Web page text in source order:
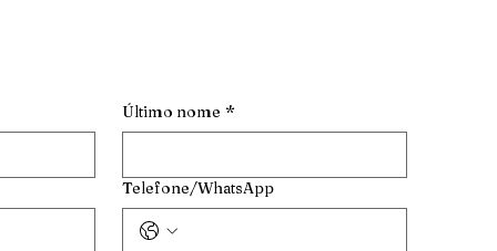
Último nome *
Telefone/WhatsApp